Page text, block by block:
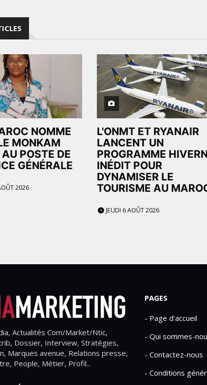
NOMME
MONKAM
POSTE DE
GÉNÉRALE
2026
L'ONMT ET RYANAIR
LANCENT UN
PROGRAMME
INÉDIT POUR
DYNAMISER LE
TOURISME AU
JEUDI 6 AOÛT 2026
Actualités Com/Market/Ntic,
Dossier, Interview, Stratégies,
Marques avenue, Relations presse,
People, Métier, Profil...
PAGES
- Page d'accueil
- Qui sommes-
- Contactez-nous
- Conditions